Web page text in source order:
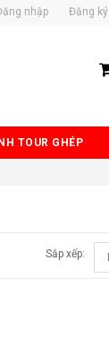
nhập Đăng ký
TOUR GHÉP
Sắp xếp: